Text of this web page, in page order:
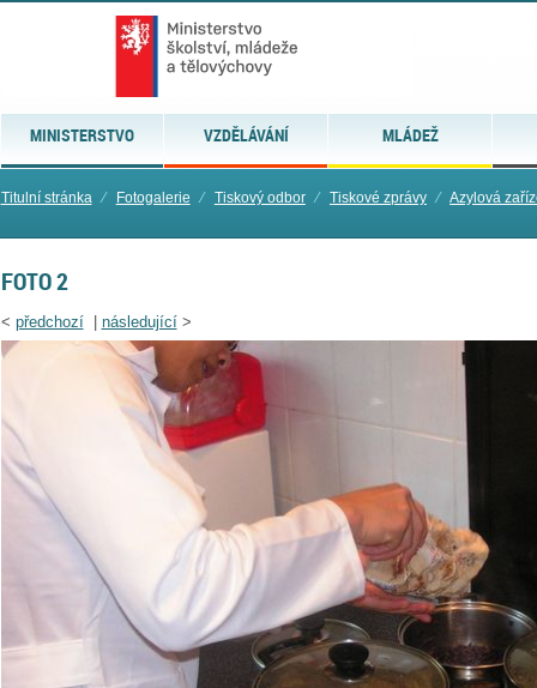
MINISTERSTVO VZDĚLÁVÁNÍ MLÁDEŽ
Titulní stránka ⁄ Fotogalerie ⁄ Tiskový odbor ⁄ Tiskové zprávy ⁄ Azylová
FOTO 2
< předchozí| následující>